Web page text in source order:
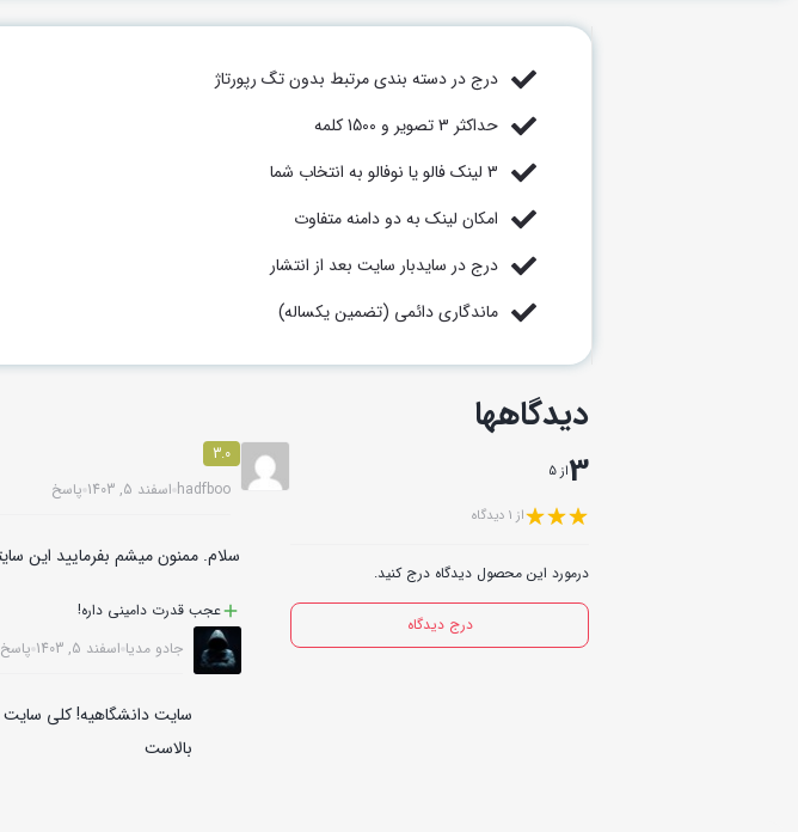
درج در دسته بندی مرتبط بدون تگ رپورتاژ
حداکثر 3 تصویر و 1500 کلمه
3 لینک فالو یا نوفالو به انتخاب شما
امکان لینک به دو دامنه متفاوت
درج در سایدبار سایت بعد از انتشار
ماندگاری دائمی (تضمین یکساله)
دیدگاهها
3از 5
از 1 دیدگاه
درمورد این محصول دیدگاه درج کنید.
درج دیدگاه
3.0
hadfboo اسفند 5, 1403 پاسخ
سلام. ممنون میشم بفرمایید این
عجب قدرت دامینی داره!
جادو مدیا اسفند 5, 1403 پاسخ
بالاست